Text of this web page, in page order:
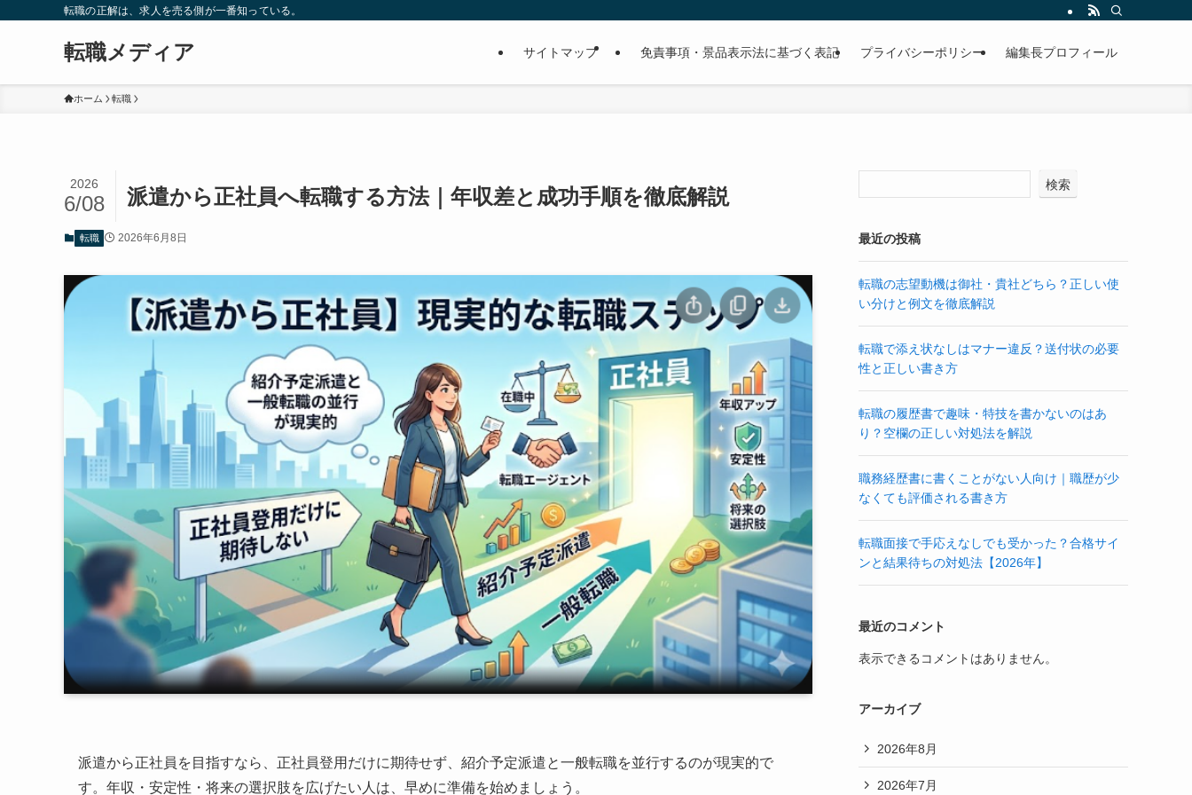
転職の正解は、求人を売る側が一番知っている。
転職メディア サイトマップ 免責事項・景品表示法に基づく表記 プライバシーポリシー 編集長プロフィール
ホーム 転職
派遣から正社員へ転職する方法｜年収差と成功手順を徹底解説
2026
6/08
転職 2026年6月8日
派遣から正社員を目指すなら、正社員登用だけに期待せず、紹介予定派遣と一般転職を並行するのが現実的で
す。年収・安定性・将来の選択肢を広げたい人は、早めに準備を始めましょう。
検索
最近の投稿
転職の志望動機は御社・貴社どちら？正しい使
い分けと例文を徹底解説
転職で添え状なしはマナー違反？送付状の必要
性と正しい書き方
転職の履歴書で趣味・特技を書かないのはあ
り？空欄の正しい対処法を解説
職務経歴書に書くことがない人向け｜職歴が少
なくても評価される書き方
転職面接で手応えなしでも受かった？合格サイ
ンと結果待ちの対処法【2026年】
最近のコメント
表示できるコメントはありません。
アーカイブ
2026年8月
2026年7月